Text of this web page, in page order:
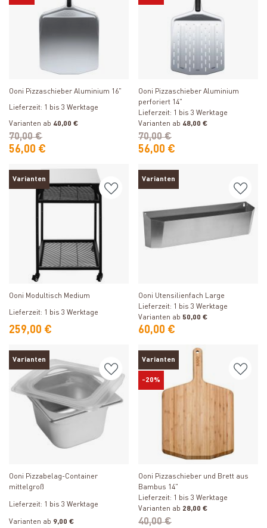
Produkt ansehen
Ooni Pizzaschieber Aluminium 16"
Lieferzeit: 1 bis 3 Werktage
Varianten ab 40,00 €
56,00 €
70,00 €
Produkt ansehen
Ooni Pizzaschieber Aluminium
perforiert 14"
Lieferzeit: 1 bis 3 Werktage
Varianten ab 48,00 €
56,00 €
70,00 €
Varianten
Produkt ansehen
Ooni Modultisch Medium
Lieferzeit: 1 bis 3 Werktage
259,00 €
Varianten
Ooni Utensilienfach Large
Lieferzeit: 1 bis 3 Werktage
Varianten ab 50,00 €
60,00 €
Varianten
Ooni Pizzabelag-Container
mittelgroß
Lieferzeit: 1 bis 3 Werktage
Varianten ab 9,00 €
Varianten
-20%
Produkt ansehen
Ooni Pizzaschieber und Brett aus
Bambus 14"
Lieferzeit: 1 bis 3 Werktage
Varianten ab 28,00 €
40,00 €